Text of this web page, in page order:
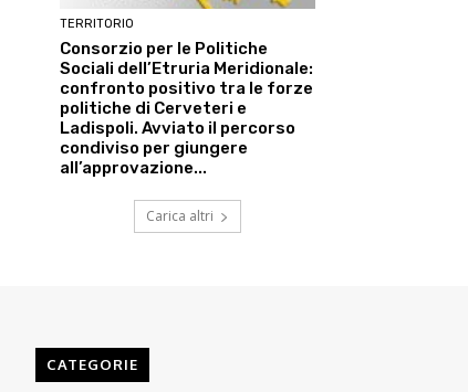
TERRITORIO
Consorzio per le Politiche
Sociali dell’Etruria Meridionale:
confronto positivo tra le forze
politiche di Cerveteri e
Ladispoli. Avviato il percorso
condiviso per giungere
all’approvazione...
Carica altri
CATEGORIE